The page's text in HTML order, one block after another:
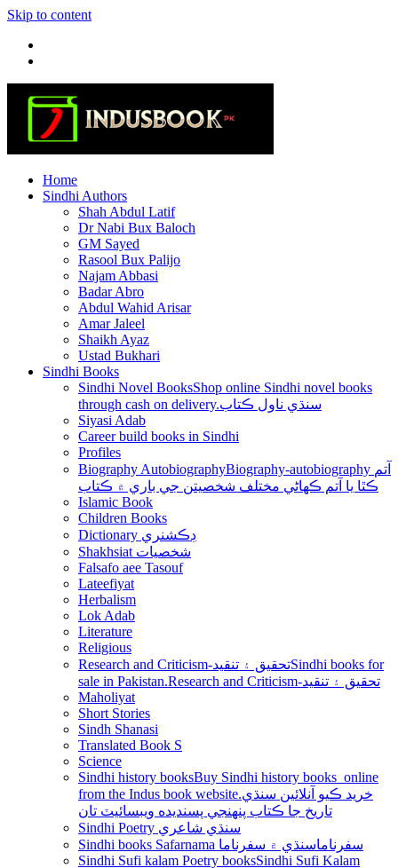
Skip to content
Home
Sindhi Authors
Shah Abdul Latif
Dr Nabi Bux Baloch
GM Sayed
Rasool Bux Palijo
Najam Abbasi
Badar Abro
Abdul Wahid Arisar
Amar Jaleel
Shaikh Ayaz
Ustad Bukhari
Sindhi Books
Sindhi Novel BooksShop online Sindhi novel books
through cash on delivery.سنڌي ناول ڪتاب
Siyasi Adab
Career build books in Sindhi
Profiles
Biography AutobiographyBiography-autobiography آتم
ڪٿا يا آتم ڪھاڻي مختلف شخصيتن جي باري ۾ ڪتاب
Islamic Book
Children Books
Dictionary ڊڪشنري
Shakhsiat شخصيات
Falsafo aee Tasouf
Lateefiyat
Herbalism
Lok Adab
Literature
Religious
Research and Criticism-تحقيق ۽ تنقيدSindhi books for
sale in Pakistan.Research and Criticism-تحقيق ۽ تنقيد
Maholiyat
Short Stories
Sindh Shanasi
Translated Book S
Science
Sindhi history booksBuy Sindhi history books online
from the Indus book website.خريد ڪيو آنلائين سنڌي
تاريخ جا ڪتاب پنھنجي پسنديده ويبسائيٽ تان
Sindhi Poetry سنڌي شاعري
Sindhi books Safarnama سفرناماسنڌي ۾ سفرناما
Sindhi Sufi kalam Poetry booksSindhi Sufi Kalam